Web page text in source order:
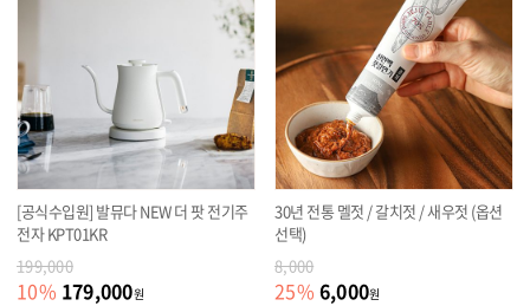
[공식수입원] 발뮤다 NEW 더 팟 전기주
전자 KPT01KR
199,000
10% 179,000원
30년 전통 멜젓 / 갈치젓 / 새우젓 (옵션
선택)
8,000
25% 6,000원